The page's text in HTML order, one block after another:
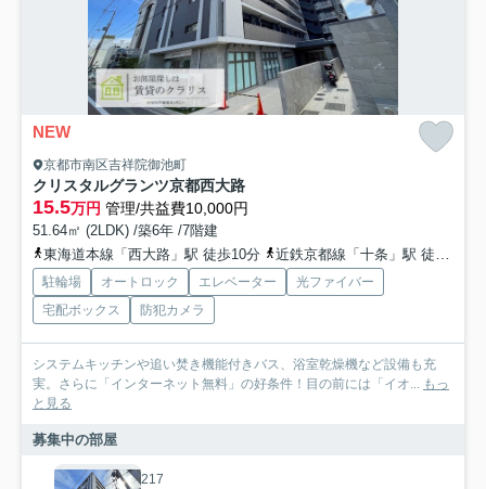
NEW
京都市南区吉祥院御池町
クリスタルグランツ京都西大路
15.5万円 管理/共益費10,000円
51.64㎡ (2LDK) /築6年 /7階建
東海道本線「西大路」駅 徒歩10分
近鉄京都線「十条」駅 徒歩21分
駐輪場 オートロック エレベーター
光ファイバー
宅配ボックス
防犯カメラ
システムキッチンや追い焚き機能付きバス、浴室乾燥機など設備も充
実。さらに「インターネット無料」の好条件！目の前には「イオ...
もっ
と見る
募集中の部屋
217